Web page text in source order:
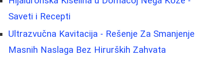
Saveti i Recepti
Ultrazvučna Kavitacija - Rešenje Za Smanjenje
Masnih Naslaga Bez Hirurških Zahvata